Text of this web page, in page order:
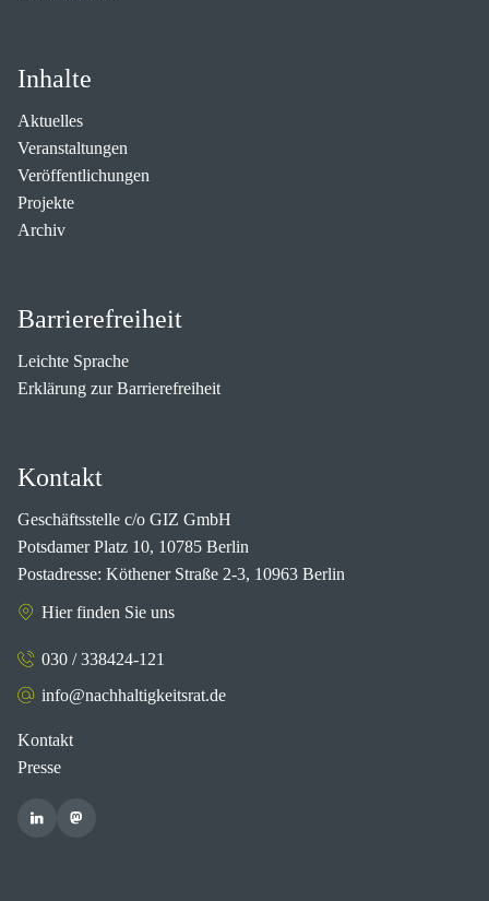
Inhalte
Aktuelles
Veranstaltungen
Veröffentlichungen
Projekte
Archiv
Barrierefreiheit
Leichte Sprache
Erklärung zur Barrierefreiheit
Kontakt
Geschäftsstelle c/o GIZ GmbH
Potsdamer Platz 10, 10785 Berlin
Postadresse: Köthener Straße 2-3, 10963 Berlin
Hier finden Sie uns
030 / 338424-121
info@nachhaltigkeitsrat.de
Kontakt
Presse